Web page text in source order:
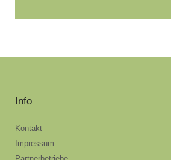
Info
Kontakt
Impressum